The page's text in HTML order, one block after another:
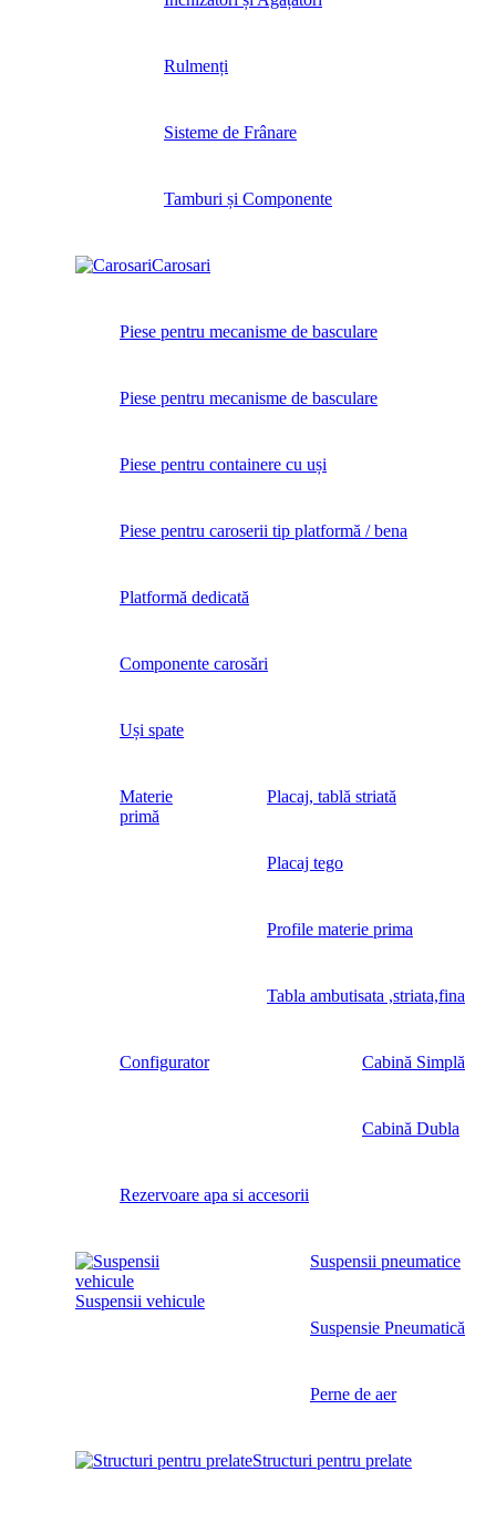
Rulmenți
Sisteme de Frânare
Tamburi și Componente
Carosari
Piese pentru mecanisme de basculare
Piese pentru mecanisme de basculare
Piese pentru containere cu uși
Piese pentru caroserii tip platformă / bena
Platformă dedicată
Componente carosări
Uși spate
Materie
primă
Placaj, tablă striată
Placaj tego
Profile materie prima
Tabla ambutisata ,striata,fina
Configurator Cabină Simplă
Cabină Dubla
Rezervoare apa si accesorii
Suspensii vehicule
Suspensii pneumatice
Suspensie Pneumatică
Perne de aer
Structuri pentru prelate